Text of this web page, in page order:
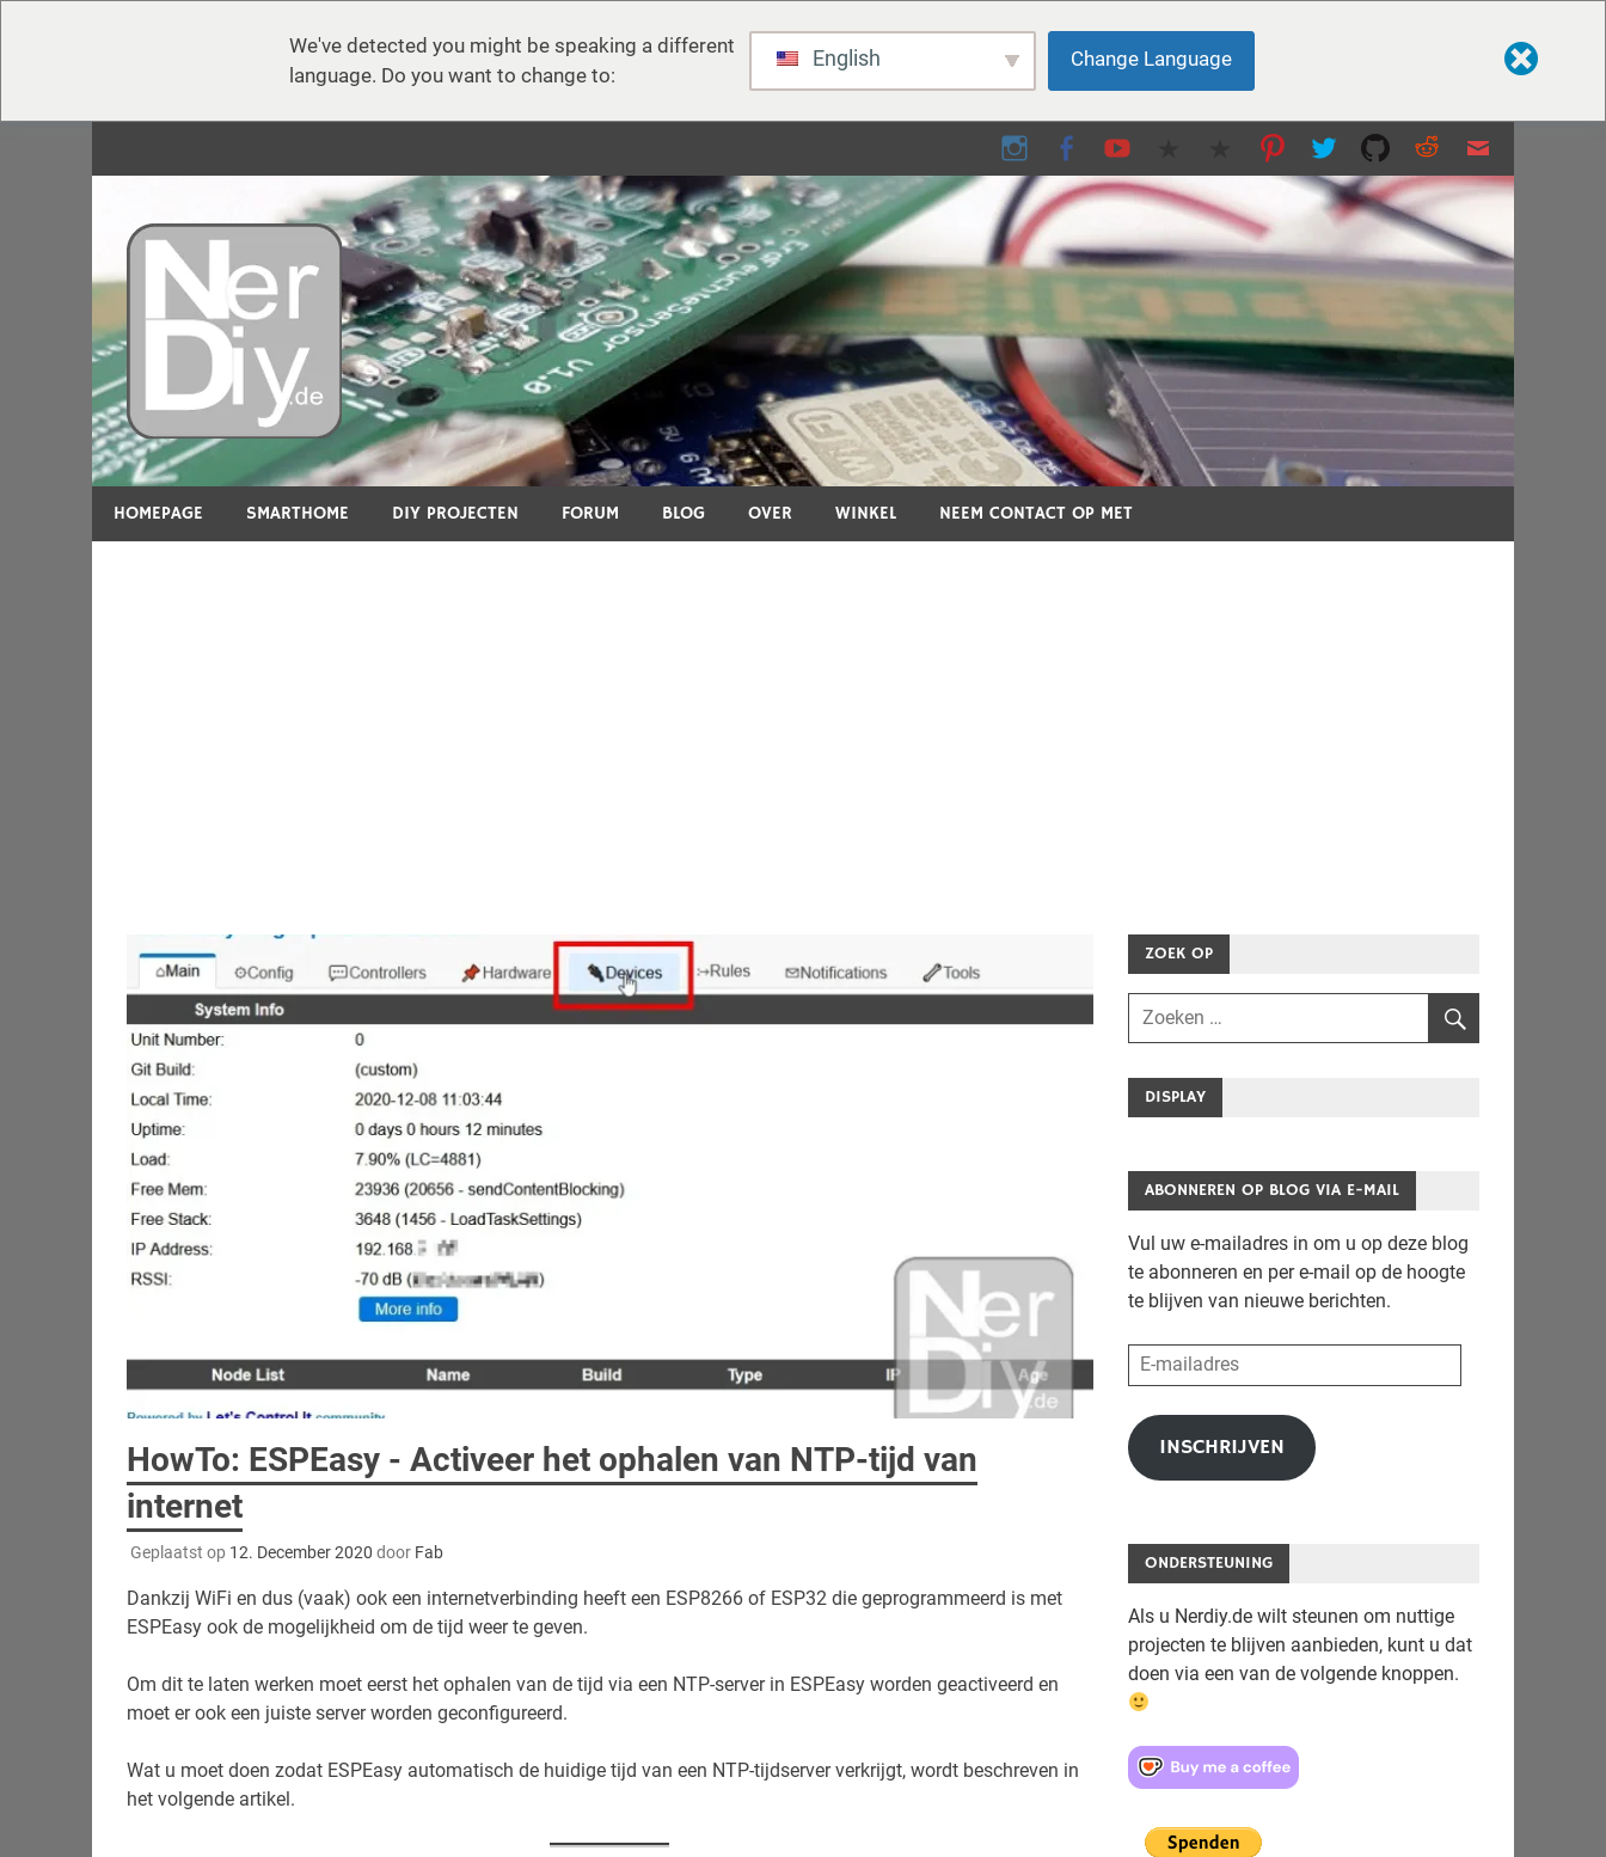
We've detected you might be speaking a different
language. Do you want to change to:
English Change Language
nerdiy.de - DIY, elektronica, 3D printen en meer...
Op nerdiy.de draait alles om elektronica, DIY, 3D-printen, smart home en vele andere technische onderwerpen.
HOMEPAGE SMARTHOME DIY PROJECTEN FORUM BLOG OVER WINKEL NEEM CONTACT OP MET
HowTo: ESPEasy - Activeer het ophalen van NTP-tijd van
internet
Geplaatst op 12. December 2020 door Fab
Dankzij WiFi en dus (vaak) ook een internetverbinding heeft een ESP8266 of ESP32 die geprogrammeerd is met
ESPEasy ook de mogelijkheid om de tijd weer te geven.
Om dit te laten werken moet eerst het ophalen van de tijd via een NTP-server in ESPEasy worden geactiveerd en
moet er ook een juiste server worden geconfigureerd.
Wat u moet doen zodat ESPEasy automatisch de huidige tijd van een NTP-tijdserver verkrijgt, wordt beschreven in
het volgende artikel.
ZOEK OP
DISPLAY
ABONNEREN OP BLOG VIA E-MAIL
Vul uw e-mailadres in om u op deze blog
te abonneren en per e-mail op de hoogte
te blijven van nieuwe berichten.
E-
mailadres
INSCHRIJVEN
ONDERSTEUNING
Als u Nerdiy.de wilt steunen om nuttige
projecten te blijven aanbieden, kunt u dat
doen via een van de volgende knoppen.